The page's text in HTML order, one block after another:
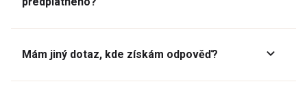
Mám jiný dotaz, kde získám odpověď?